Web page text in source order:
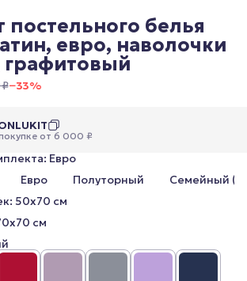
постельного белья
евро, наволочки
графитовый
−33%
от 6 000 ₽
Евро
Евро Полуторный
Семейный (2
50x70 см
см